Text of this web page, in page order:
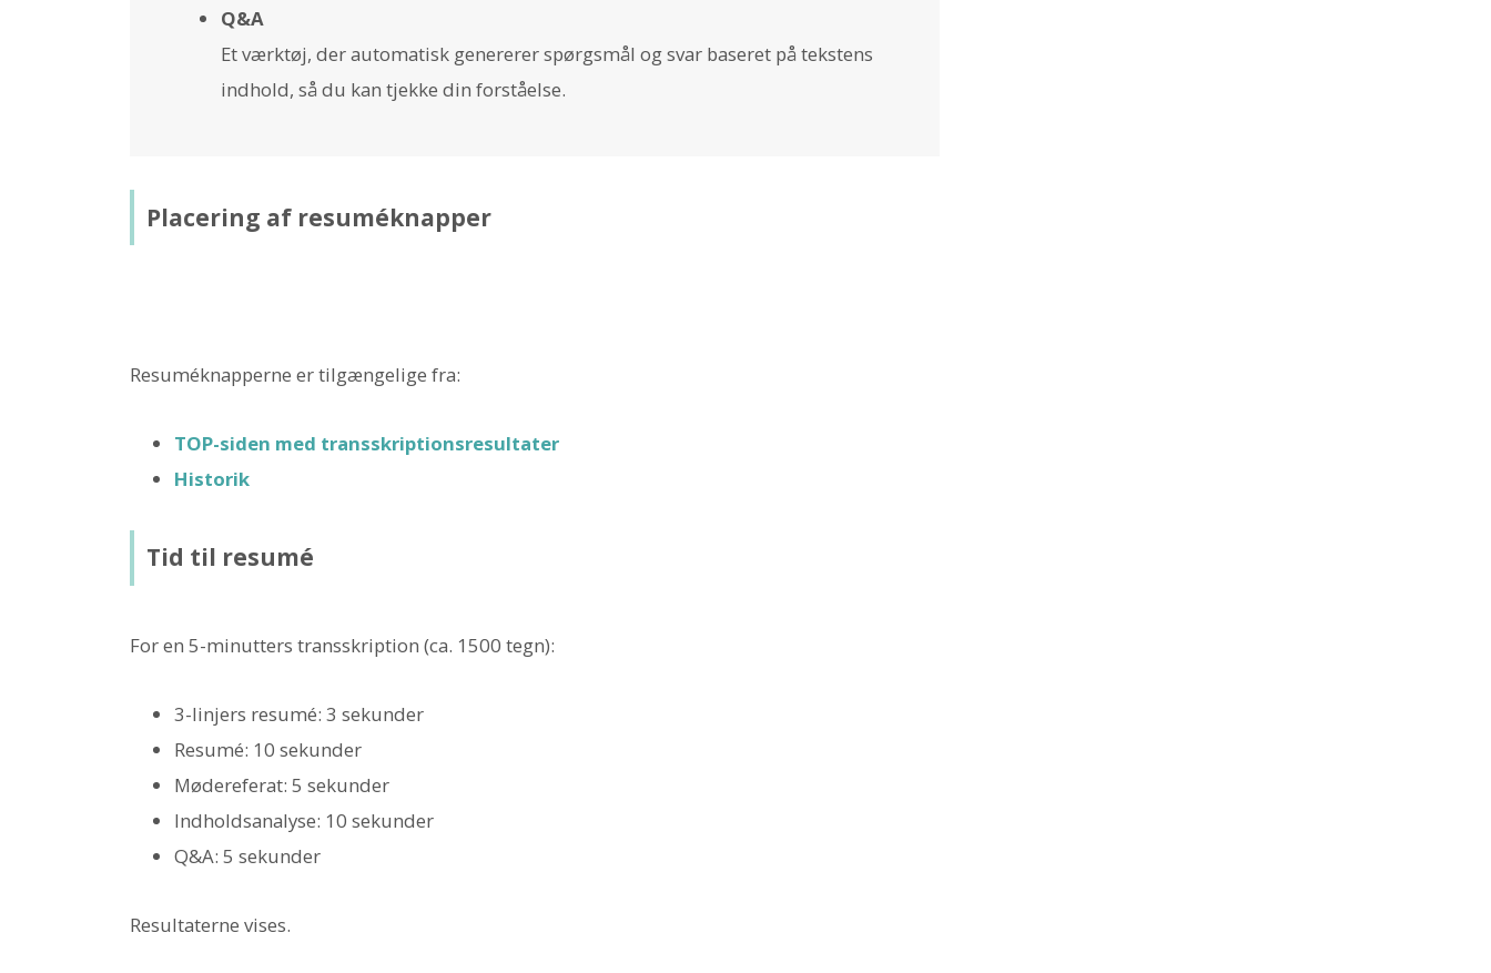
Q&A
Et værktøj, der automatisk genererer spørgsmål og svar baseret på tekstens
indhold, så du kan tjekke din forståelse.
Placering af resuméknapper
Resuméknapperne er tilgængelige fra:
TOP-siden med transskriptionsresultater
Historik
Tid til resumé
For en 5-minutters transskription (ca. 1500 tegn):
3-linjers resumé: 3 sekunder
Resumé: 10 sekunder
Mødereferat: 5 sekunder
Indholdsanalyse: 10 sekunder
Q&A: 5 sekunder
Resultaterne vises.